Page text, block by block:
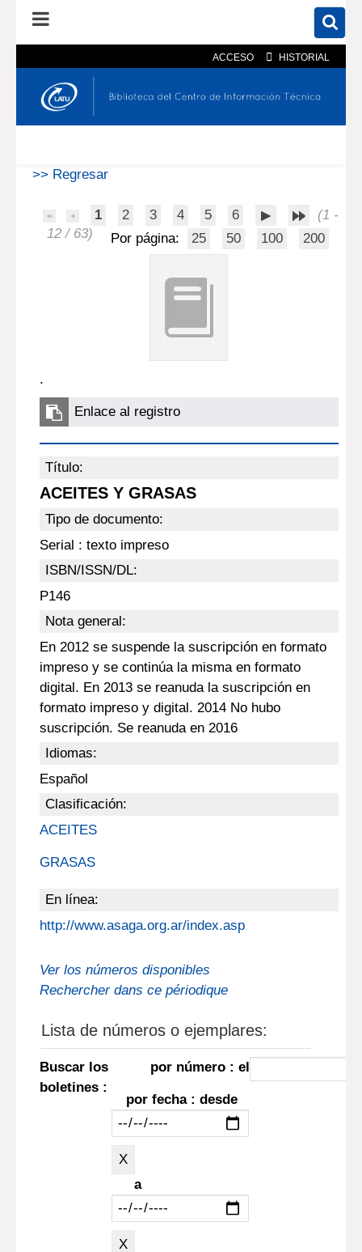
ACCESO HISTORIAL
En el catálogo En el sitio
>> Regresar
1 2 3 4 5 6
(1 -
12 / 63)
Por página: 25 50 100 200
.
Enlace al registro
Título:
ACEITES Y GRASAS
Tipo de documento:
Serial : texto impreso
ISBN/ISSN/DL:
P146
Nota general:
En 2012 se suspende la suscripción en formato
impreso y se continúa la misma en formato
digital. En 2013 se reanuda la suscripción en
formato impreso y digital. 2014 No hubo
suscripción. Se reanuda en 2016
Idiomas:
Español
Clasificación:
ACEITES
GRASAS
En línea:
http://www.asaga.org.ar/index.asp
Ver los números disponibles
Rechercher dans ce périodique
Lista de números o ejemplares:
Buscar los
boletines :
por número : el
por fecha : desde
a